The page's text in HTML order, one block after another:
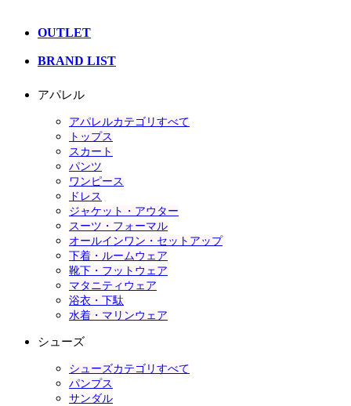
OUTLET
BRAND LIST
アパレル
アパレルカテゴリすべて
トップス
スカート
パンツ
ワンピース
ドレス
ジャケット・アウター
スーツ・フォーマル
オールインワン・セットアップ
下着・ルームウェア
靴下・フットウェア
マタニティウェア
浴衣・下駄
水着・マリンウェア
シューズ
シューズカテゴリすべて
パンプス
サンダル